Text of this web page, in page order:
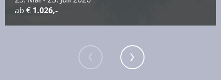
ab € 1.026,-